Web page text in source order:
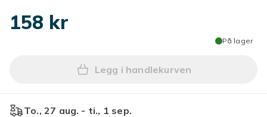
158 kr
På lager
Legg 20stk Glidelåstrekk
Legg i handlekurven
To., 27 aug. - ti., 1 sep.